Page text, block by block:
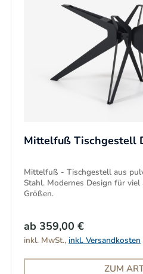
Mittelfuß Tischgestell
Mittelfuß - Tischgestell aus
Stahl. Modernes Design für
Größen.
ab 359,00 €
inkl. MwSt., inkl. Versandkosten
ZUM